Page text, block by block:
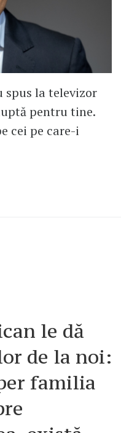
la televizor
pentru tine.
cei pe care-i
le dă
de la noi:
familia